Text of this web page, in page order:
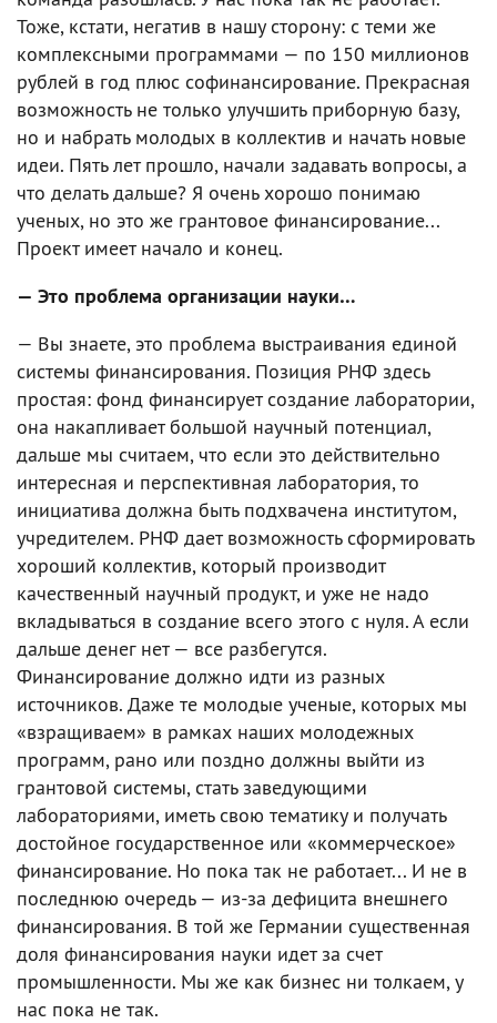
Тоже, кстати, негатив в нашу сторону: с теми же
комплексными программами — по 150 миллионов
рублей в год плюс софинансирование. Прекрасная
возможность не только улучшить приборную базу,
но и набрать молодых в коллектив и начать новые
идеи. Пять лет прошло, начали задавать вопросы, а
что делать дальше? Я очень хорошо понимаю
ученых, но это же грантовое финансирование...
Проект имеет начало и конец.
— Это проблема организации науки…
— Вы знаете, это проблема выстраивания единой
системы финансирования. Позиция РНФ здесь
простая: фонд финансирует создание лаборатории,
она накапливает большой научный потенциал,
дальше мы считаем, что если это действительно
интересная и перспективная лаборатория, то
инициатива должна быть подхвачена институтом,
учредителем. РНФ дает возможность сформировать
хороший коллектив, который производит
качественный научный продукт, и уже не надо
вкладываться в создание всего этого с нуля. А если
дальше денег нет — все разбегутся.
Финансирование должно идти из разных
источников. Даже те молодые ученые, которых мы
«взращиваем» в рамках наших молодежных
программ, рано или поздно должны выйти из
грантовой системы, стать заведующими
лабораториями, иметь свою тематику и получать
достойное государственное или «коммерческое»
финансирование. Но пока так не работает... И не в
последнюю очередь — из-за дефицита внешнего
финансирования. В той же Германии существенная
доля финансирования науки идет за счет
промышленности. Мы же как бизнес ни толкаем, у
нас пока не так.